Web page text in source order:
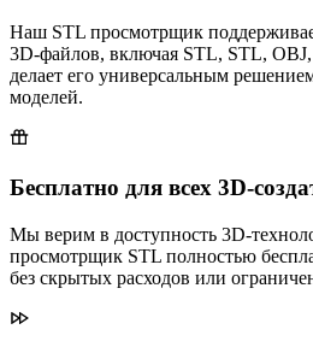
Наш STL просмотрщик
3D-файлов, включая STL, STL,
делает его универсальным
моделей.
Бесплатно для всех 3D-
Мы верим в доступность 3D-
просмотрщик STL полностью
без скрытых расходов или